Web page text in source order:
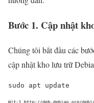
Bước 1. Cập nhật
Chúng tôi bắt đầu các
cập nhật kho lưu trữ
sudo apt update